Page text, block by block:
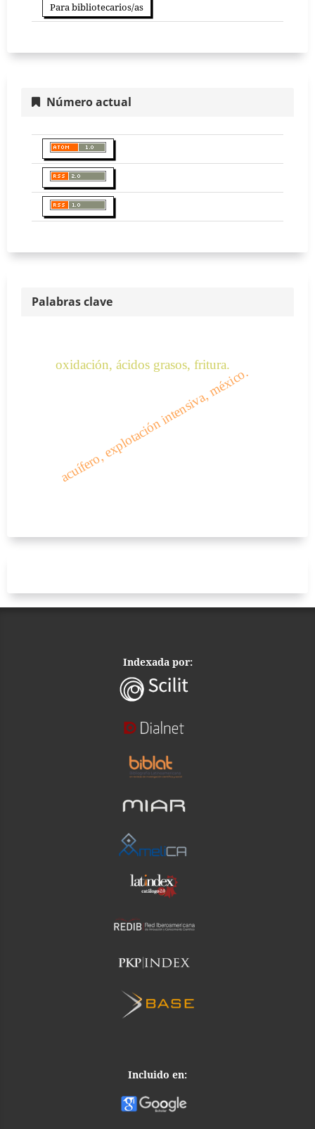
Para bibliotecarios/as
Número actual
Palabras clave
acuífero, explotación intensiva, méxico.
oxidación, ácidos grasos, fritura.
Indexada por:
Incluido en: